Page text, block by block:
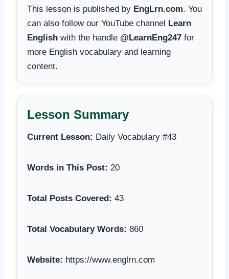
This lesson is published by EngLrn.com. You
can also follow our YouTube channel Learn
English with the handle @LearnEng247 for
more English vocabulary and learning
content.
Lesson Summary
Current Lesson: Daily Vocabulary #43
Words in This Post: 20
Total Posts Covered: 43
Total Vocabulary Words: 860
Website: https://www.englrn.com